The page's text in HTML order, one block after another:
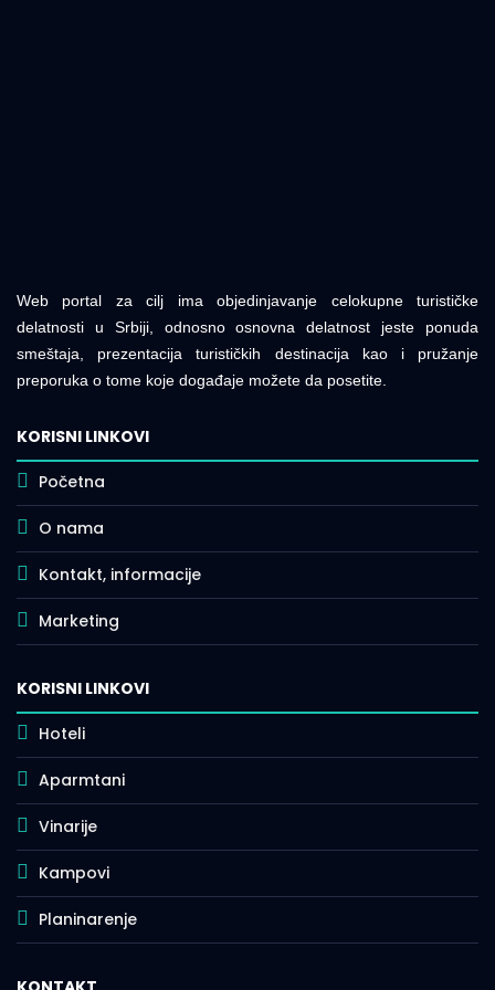
Web portal za cilj ima objedinjavanje celokupne turističke
delatnosti u Srbiji, odnosno osnovna delatnost jeste ponuda
smeštaja, prezentacija turističkih destinacija kao i pružanje
preporuka o tome koje događaje možete da posetite.
KORISNI LINKOVI
Početna
O nama
Kontakt, informacije
Marketing
KORISNI LINKOVI
Hoteli
Aparmtani
Vinarije
Kampovi
Planinarenje